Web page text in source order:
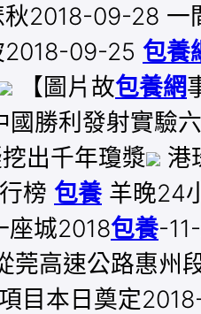
2018-09-28 一
2018-09-25 包養
【圖片故包養網
國勝利發射實驗
出千年瓊漿 港
榜 包養羊晚24
座城2018包養-
高速公路惠州
目本日奠定